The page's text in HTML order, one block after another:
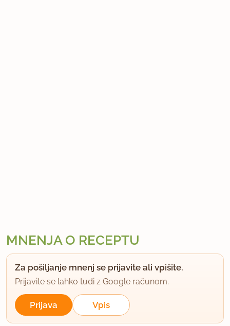
MNENJA O RECEPTU
Za pošiljanje mnenj se prijavite ali vpišite.
Prijavite se lahko tudi z Google računom.
Prijava Vpis